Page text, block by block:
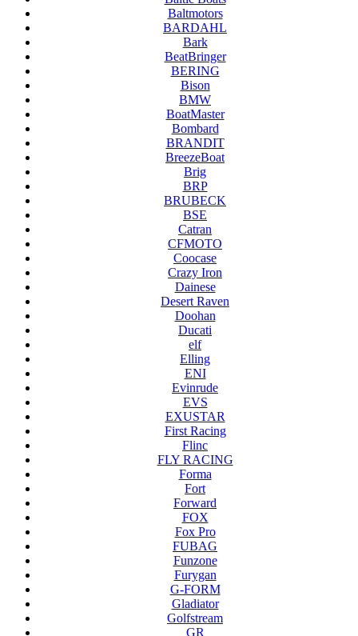
Baltmotors
BARDAHL
Bark
BeatBringer
BERING
Bison
BMW
BoatMaster
Bombard
BRANDIT
BreezeBoat
Brig
BRP
BRUBECK
BSE
Catran
CFMOTO
Coocase
Crazy Iron
Dainese
Desert Raven
Doohan
Ducati
elf
Elling
ENI
Evinrude
EVS
EXUSTAR
First Racing
Flinc
FLY RACING
Forma
Fort
Forward
FOX
Fox Pro
FUBAG
Funzone
Furygan
G-FORM
Gladiator
Golfstream
GR